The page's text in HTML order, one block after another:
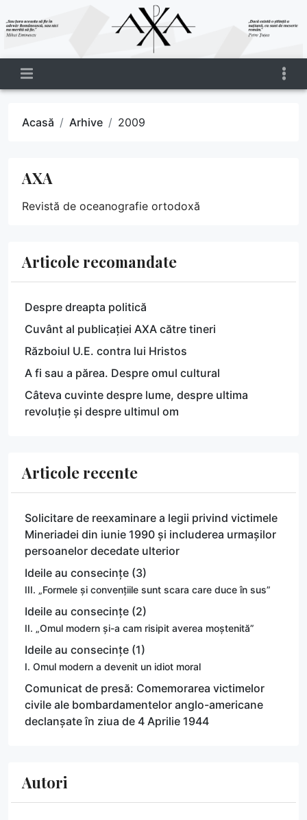
Acasă Arhive 2009
AXA
Revistă de oceanografie ortodoxă
Articole recomandate
Despre dreapta politică
Cuvânt al publicației AXA către tineri
Războiul U.E. contra lui Hristos
A fi sau a părea. Despre omul cultural
Câteva cuvinte despre lume, despre ultima
revoluție și despre ultimul om
Articole recente
Solicitare de reexaminare a legii privind victimele
Mineriadei din iunie 1990 și includerea urmașilor
persoanelor decedate ulterior
Ideile au consecințe (3)
III. „Formele și convențiile sunt scara care duce în sus”
Ideile au consecințe (2)
II. „Omul modern și-a cam risipit averea moștenită”
Ideile au consecințe (1)
I. Omul modern a devenit un idiot moral
Comunicat de presă: Comemorarea victimelor
civile ale bombardamentelor anglo-americane
declanșate în ziua de 4 Aprilie 1944
Autori